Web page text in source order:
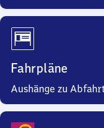
Fahrpläne
Aushänge zu